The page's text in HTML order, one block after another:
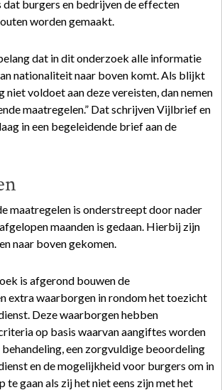
dat burgers en bedrijven de effecten
worden gemaakt.
dat in dit onderzoek alle informatie
nationaliteit naar boven komt. Als blijkt
niet voldoet aan deze vereisten, dan nemen
maatregelen.” Dat schrijven Vijlbrief en
in een begeleidende brief aan de
maatregelen is onderstreept door nader
maanden is gedaan. Hierbij zijn
naar boven gekomen.
is afgerond bouwen de
extra waarborgen in rondom het toezicht
Deze waarborgen hebben
op basis waarvan aangiftes worden
een zorgvuldige beoordeling
en de mogelijkheid voor burgers om in
te gaan als zij het niet eens zijn met het